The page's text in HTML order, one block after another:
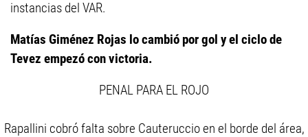
instancias del VAR.
Matías Giménez Rojas lo cambió por gol y el ciclo de
Tevez empezó con victoria.
PENAL PARA EL ROJO
Rapallini cobró falta sobre Cauteruccio en el borde del área,